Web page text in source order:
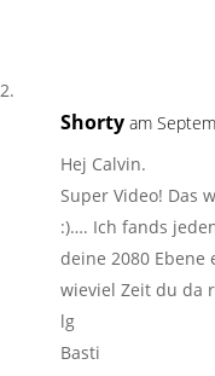
Shorty am
Hej Calvin.
Super Video! Das
:)…. Ich fands
deine 2080
wieviel Zeit du da
lg
Basti